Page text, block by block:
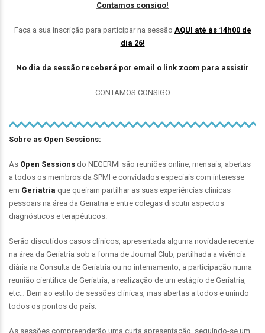
Contamos consigo!
Faça a sua inscrição para participar na sessão AQUI até às 14h00 de
dia 26!
No dia da sessão receberá por email o link zoom para assistir
CONTAMOS CONSIGO
Sobre as Open Sessions:
As Open Sessions do NEGERMI são reuniões online, mensais, abertas
a todos os membros da SPMI e convidados especiais com interesse
em Geriatria que queiram partilhar as suas experiências clínicas
pessoais na área da Geriatria e entre colegas discutir aspectos
diagnósticos e terapêuticos.
Serão discutidos casos clínicos, apresentada alguma novidade recente
na área da Geriatria sob a forma de Journal Club, partilhada a vivência
diária na Consulta de Geriatria ou no internamento, a participação numa
reunião científica de Geriatria, a realização de um estágio de Geriatria,
etc… Bem ao estilo de sessões clínicas, mas abertas a todos e unindo
todos os pontos do país.
As sessões compreenderão uma curta apresentação, seguindo-se um